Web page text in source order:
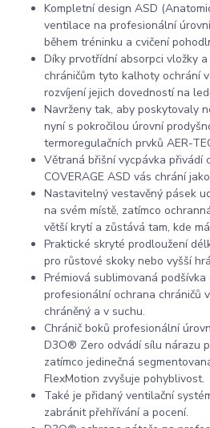
Kompletní design ASD
ventilace na profesionální
během tréninku a cvičení
Díky prvotřídní absorpci vložky
chráničům tyto kalhoty ochrání
rozvíjení jejich dovedností na
Navrženy tak, aby poskytovaly
nyní s pokročilou úrovní
termoregulačních prvků AER-
Větraná břišní vycpávka přivádí
COVERAGE ASD vás chrání
Nastavitelný vestavěný pásek
na svém místě, zatímco
větší krytí a zůstává tam, kde
Praktické skryté prodloužení
pro růstové skoky nebo vyšší
Prémiová sublimovaná
profesionální ochrana chráničů
chráněný a v suchu.
Chránič boků profesionální
D3O® Zero odvádí sílu nárazu
zatímco jedinečná
FlexMotion zvyšuje pohyblivost.
Také je přidaný ventilační
zabránit přehřívání a pocení.